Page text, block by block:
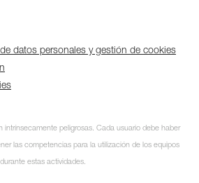
datos personales y gestión de cookies
intrínsecamente peligrosas. Cada usuario debe haber
las competencias para la utilización de los equipos
durante estas actividades.